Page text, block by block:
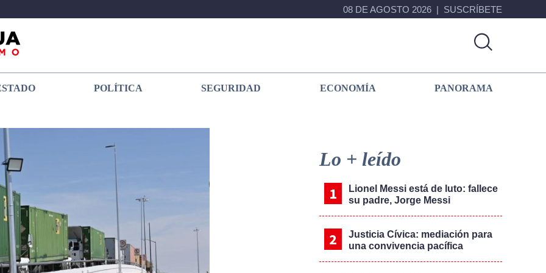
08 DE AGOSTO 2026 SUSCRÍBETE
POLÍTICA SEGURIDAD ECONOMÍA PANORAMA
Sidebar
Lo + leído
Lionel Messi está de luto: fallece
su padre, Jorge Messi
Justicia Cívica: mediación para
una convivencia pacífica